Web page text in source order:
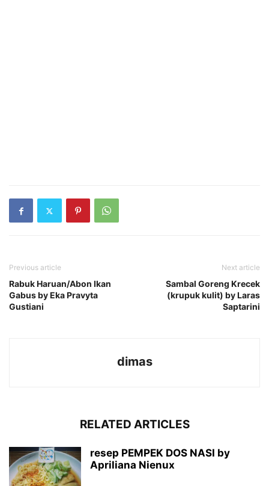
Previous article
Rabuk Haruan/Abon Ikan
Gabus by Eka Pravyta
Gustiani
Next article
Sambal Goreng Krecek
(krupuk kulit) by Laras
Saptarini
dimas
RELATED ARTICLES
resep PEMPEK DOS NASI by
Apriliana Nienux